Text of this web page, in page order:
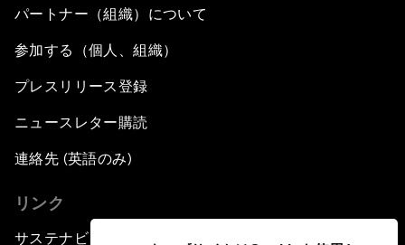
パートナー（組織）について
参加する（個人、組織）
プレスリリース登録
ニュースレター購読
連絡先 (英語のみ)
リンク
サステナビリティへの取り組み